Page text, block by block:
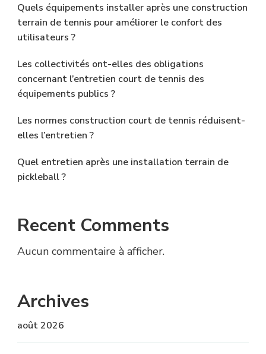
Quels équipements installer après une construction
terrain de tennis pour améliorer le confort des
utilisateurs ?
Les collectivités ont-elles des obligations
concernant l’entretien court de tennis des
équipements publics ?
Les normes construction court de tennis réduisent-
elles l’entretien ?
Quel entretien après une installation terrain de
pickleball ?
Recent Comments
Aucun commentaire à afficher.
Archives
août 2026